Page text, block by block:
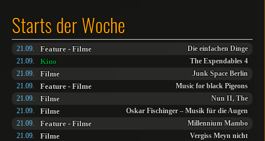
Starts der Woche
Die einfachen Dinge
Feature - Filme
21.09.
The Expendables 4
Kino
21.09.
Junk Space Berlin
Filme
21.09.
Music for black Pigeons
Feature - Filme
21.09.
Nun II, The
Filme
21.09.
Oskar Fischinger – Musik für die Augen
Filme
21.09.
Millennium Mambo
Feature - Filme
21.09.
Vergiss Meyn nicht
Filme
21.09.